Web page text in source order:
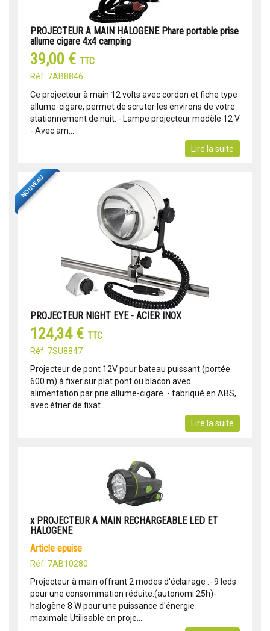
PROJECTEUR A MAIN HALOGENE Phare portable prise
allume cigare 4x4 camping
39,00 € TTC
Réf: 7AB8846
Ce projecteur à main 12 volts avec cordon et fiche type
allume-cigare, permet de scruter les environs de votre
stationnement de nuit. - Lampe projecteur modèle 12 V
- Avec am...
Lire la suite
NOUVEAU
PROJECTEUR NIGHT EYE - ACIER INOX
124,34 € TTC
Réf: 7SU8847
Projecteur de pont 12V pour bateau puissant (portée
600 m) à fixer sur plat pont ou blacon avec
alimentation par prie allume-cigare. - fabriqué en ABS,
avec étrier de fixat...
Lire la suite
x PROJECTEUR A MAIN RECHARGEABLE LED ET
HALOGENE
article epuise
Réf: 7AB10280
Projecteur à main offrant 2 modes d'éclairage :- 9 leds
pour une consommation réduite.(autonomi 25h)-
halogène 8 W pour une puissance d'énergie
maximale.Utilisable en proje...